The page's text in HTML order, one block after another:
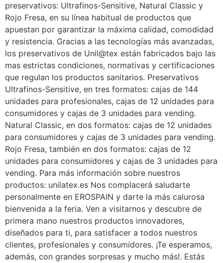
preservativos: Ultrafinos-Sensitive, Natural Classic y
Rojo Fresa, en su línea habitual de productos que
apuestan por garantizar la máxima calidad, comodidad
y resistencia. Gracias a las tecnologías más avanzadas,
los preservativos de Unil@tex están fabricados bajo las
mas estrictas condiciones, normativas y certificaciones
que regulan los productos sanitarios. Preservativos
Ultrafinos-Sensitive, en tres formatos: cajas de 144
unidades para profesionales, cajas de 12 unidades para
consumidores y cajas de 3 unidades para vending.
Natural Classic, en dos formatos: cajas de 12 unidades
para consumidores y cajas de 3 unidades para vending.
Rojo Fresa, también en dos formatos: cajas de 12
unidades para consumidores y cajas de 3 unidades para
vending. Para más información sobre nuestros
productos: unilatex.es Nos complacerá saludarte
personalmente en EROSPAIN y darte la más calurosa
bienvenida a la feria. Ven a visitarnos y descubre de
primera mano nuestros productos innovadores,
diseñados para ti, para satisfacer a todos nuestros
clientes, profesionales y consumidores. ¡Te esperamos,
además, con grandes sorpresas y mucho más!. Estás